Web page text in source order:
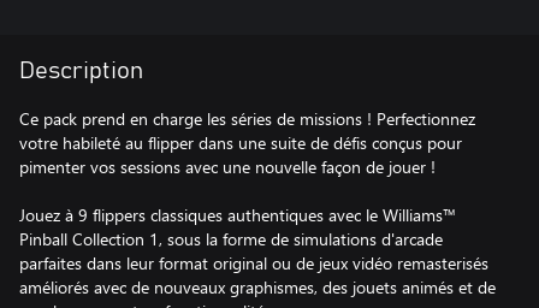
Description
Ce pack prend en charge les séries de missions ! Perfectionnez
votre habileté au flipper dans une suite de défis conçus pour
pimenter vos sessions avec une nouvelle façon de jouer !
Jouez à 9 flippers classiques authentiques avec le Williams™
Pinball Collection 1, sous la forme de simulations d'arcade
parfaites dans leur format original ou de jeux vidéo remasterisés
améliorés avec de nouveaux graphismes, des jouets animés et de